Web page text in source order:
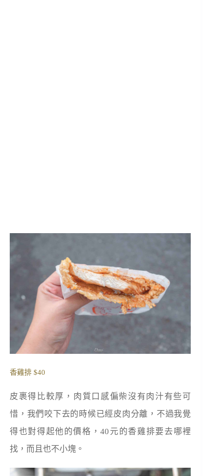
香雞排 $40
皮裹得比較厚，肉質口感偏柴沒有肉汁有些可
惜，我們咬下去的時候已經皮肉分離，不過我覺
得也對得起他的價格，40元的香雞排要去哪裡
找，而且也不小塊。